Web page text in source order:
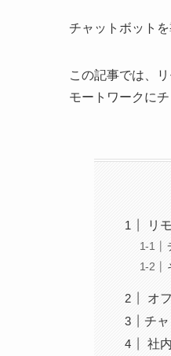
チャットボット
この記事では、
モートワークに
リ
オ
チ
社